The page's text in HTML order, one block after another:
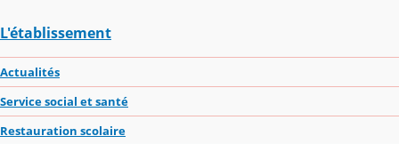
L'établissement
Actualités
Service social et santé
Restauration scolaire